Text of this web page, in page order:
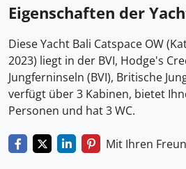
Eigenschaften der
Diese Yacht Bali Catspace OW
2023) liegt in der BVI, Hodge's
Jungferninseln (BVI), Britische
verfügt über 3 Kabinen, bietet
Personen und hat 3 WC.
Mit Ihren